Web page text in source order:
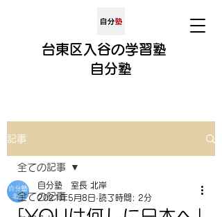
​​台東区入谷の学習塾
自分塾
記事
全ての記事
全ての記事
自分塾 室長 北岸
2021年5月8日 読了時間: 2分